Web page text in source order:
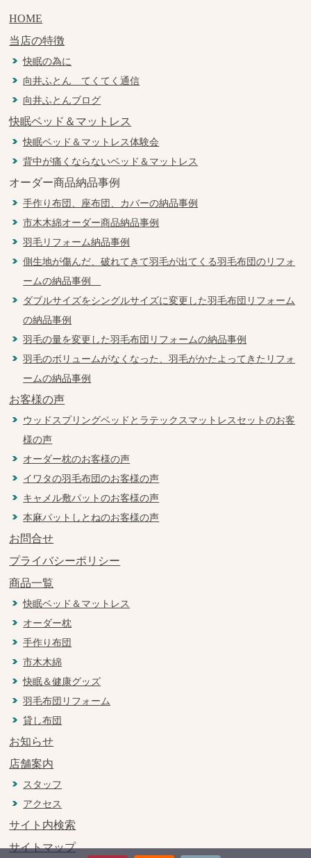
HOME
当店の特徴
快眠の為に
向井ふとん てくてく通信
向井ふとんブログ
快眠ベッド＆マットレス
快眠ベッド＆マットレス体験会
背中が痛くならないベッド＆マットレス
オーダー商品納品事例
手作り布団、座布団、カバーの納品事例
市木木綿オーダー商品納品事例
羽毛リフォーム納品事例
側生地が傷んだ、破れてきて羽毛が出てくる羽毛布団のリフォ
ームの納品事例
ダブルサイズをシングルサイズに変更した羽毛布団リフォーム
の納品事例
羽毛の量を変更した羽毛布団リフォームの納品事例
羽毛のボリュームがなくなった、羽毛がかたよってきたリフォ
ームの納品事例
お客様の声
ウッドスプリングベッドとラテックスマットレスセットのお客
様の声
オーダー枕のお客様の声
イワタの羽毛布団のお客様の声
キャメル敷パットのお客様の声
本麻パットしとねのお客様の声
お問合せ
プライバシーポリシー
商品一覧
快眠ベッド＆マットレス
オーダー枕
手作り布団
市木木綿
快眠＆健康グッズ
羽毛布団リフォーム
貸し布団
お知らせ
店舗案内
スタッフ
アクセス
サイト内検索
サイトマップ